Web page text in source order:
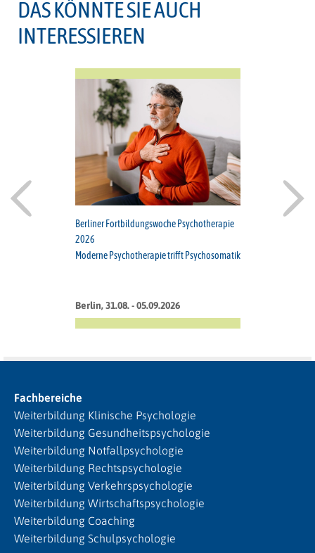
DAS KÖNNTE SIE AUCH
INTERESSIEREN
Berliner Fortbildungswoche Psychotherapie
2026
Moderne Psychotherapie trifft Psychosomatik
Berlin, 31.08. - 05.09.2026
Fachbereiche
Weiterbildung Klinische Psychologie
Weiterbildung Gesundheitspsychologie
Weiterbildung Notfallpsychologie
Weiterbildung Rechtspsychologie
Weiterbildung Verkehrspsychologie
Weiterbildung Wirtschaftspsychologie
Weiterbildung Coaching
Weiterbildung Schulpsychologie